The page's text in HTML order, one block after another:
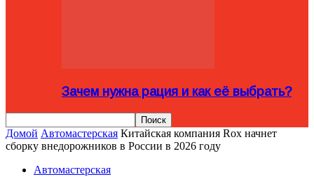
Зачем нужна рация и как её выбрать?
Домой Автомастерская Китайская компания Rox начнет
сборку внедорожников в России в 2026 году
Автомастерская